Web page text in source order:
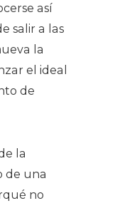
así
salir a las
la
el ideal
de
la
de una
no